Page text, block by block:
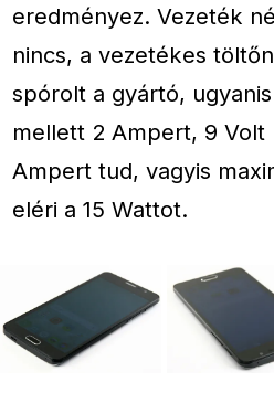
eredményez. Vezeték
nincs, a vezetékes
spórolt a gyártó,
mellett 2 Ampert, 9 Volt
Ampert tud, vagyis
eléri a 15 Wattot.